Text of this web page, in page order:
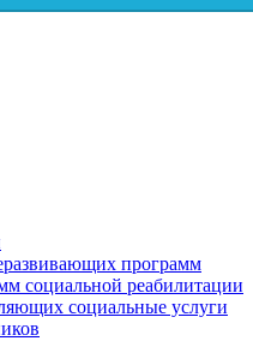
программ
социальной реабилитации
социальные услуги